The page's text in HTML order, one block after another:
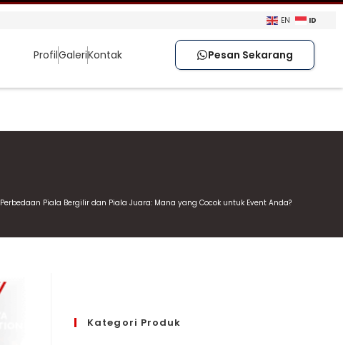
EN ID
ProfilGaleriKontak Pesan Sekarang
Perbedaan Piala Bergilir dan Piala Juara: Mana yang Cocok untuk Event Anda?
Kategori Produk